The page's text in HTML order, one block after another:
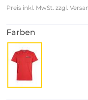
Preis inkl. MwSt. zzgl.
Farben